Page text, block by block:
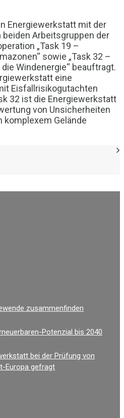
Energiewerkstatt mit der
Arbeitsgruppen der
„Task 19 –
sowie „Task 32 –
Windenergie“ beauftragt.
eine
Eisfallrisikogutachten
32 ist die Energiewerkstatt
von Unsicherheiten
komplexem Gelände
zusammenfinden
Potenzial bis 2040
bei der Prüfung von
Europa gefragt